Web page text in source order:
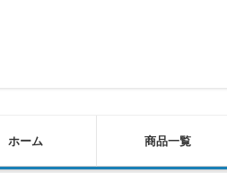
ホーム 商品一覧